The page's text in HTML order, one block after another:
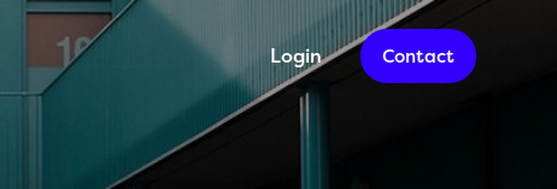
Login Contact